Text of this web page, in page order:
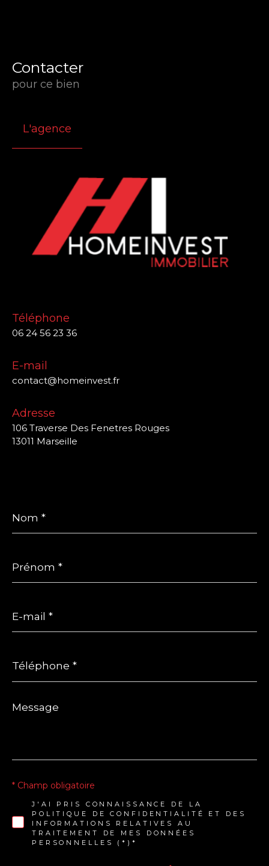
Contacter
pour ce bien
L'agence
Téléphone
06 24 56 23 36
E-mail
contact@homeinvest.fr
Adresse
106 Traverse Des Fenetres Rouges
13011 Marseille
*
*
mail
*
*
Message
*
J'AI PRIS CONNAISSANCE DE LA
POLITIQUE DE CONFIDENTIALITÉ ET DES
INFORMATIONS RELATIVES AU
TRAITEMENT DE MES DONNÉES
PERSONNELLES (*)*
* Champ obligatoire